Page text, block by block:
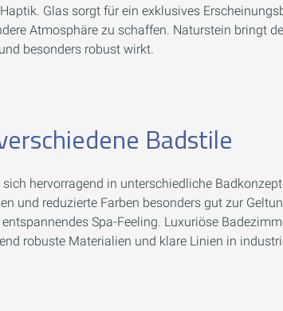
Glas sorgt für ein exklusives
Atmosphäre zu schaffen. Naturstein bringt
besonders robust wirkt.
Badstile
hervorragend in unterschiedliche
und reduzierte Farben besonders gut zur
Spa-Feeling. Luxuriöse
robuste Materialien und klare Linien in